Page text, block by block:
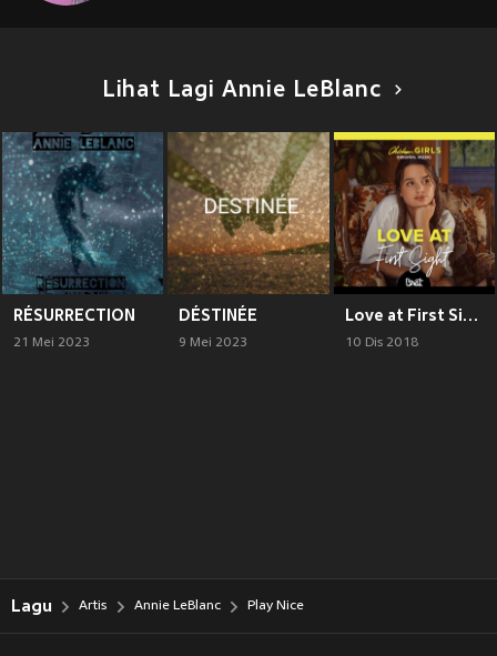
Lihat Lagi Annie LeBlanc
RÉSURRECTION
21 Mei 2023
DÉSTINÉE
9 Mei 2023
Love at First Sight
10 Dis 2018
Lagu Artis Annie LeBlanc Play Nice